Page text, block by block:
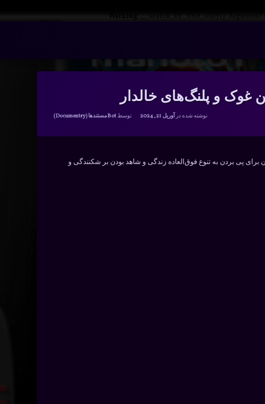
غوک و پلنگ‌های خالدار
نوشته شده درآوریل 21, 2024 توسطBotدسته بندی ها:
مستندها (Documentry)
پی بردن به تنوع فوق‌العاده زندگی‌ و شاهد بودن بر شکنندگی و